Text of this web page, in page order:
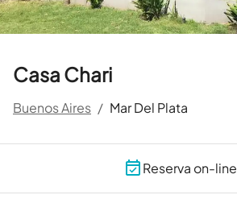
Casa Chari
Buenos Aires / Mar Del Plata
Reserva on-line